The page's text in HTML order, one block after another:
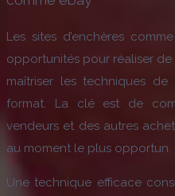
Les sites d’enchères
opportunités pour réaliser
maîtriser les techniques
format. La clé est de
vendeurs et des autres
au moment le plus opportun.
Une technique efficace